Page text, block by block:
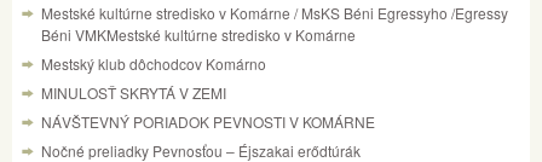
Mestské kultúrne stredisko v Komárne / MsKS Béni Egressyho /Egressy
Béni VMKMestské kultúrne stredisko v Komárne
Mestský klub dôchodcov Komárno
MINULOSŤ SKRYTÁ V ZEMI
NÁVŠTEVNÝ PORIADOK PEVNOSTI V KOMÁRNE
Nočné preliadky Pevnosťou – Éjszakai erődtúrák